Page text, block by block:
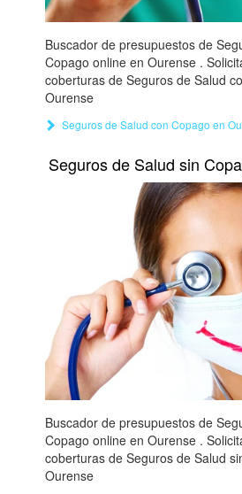
Buscador de presupuestos de
Copago online en Ourense .
coberturas de Seguros de Salud
Ourense
Seguros de Salud con Copago en
Seguros de Salud sin
Buscador de presupuestos de
Copago online en Ourense .
coberturas de Seguros de Salud
Ourense